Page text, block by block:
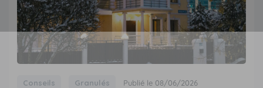
Conseils Granulés Publié le 08/06/2026